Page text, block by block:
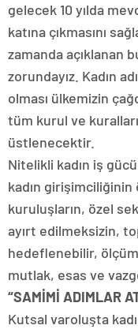
gelecek 10 yılda
katına çıkmasını
zamanda açıklanan
zorundayız. Kadın
olması ülkemizin
tüm kurul ve
üstlenecektir.
Nitelikli kadın iş
kadın girişimciliğinin
kuruluşların, özel
ayırt edilmeksizin,
hedeflenebilir,
mutlak, esas ve
“SAMİMİ ADIMLAR
Kutsal varoluşta